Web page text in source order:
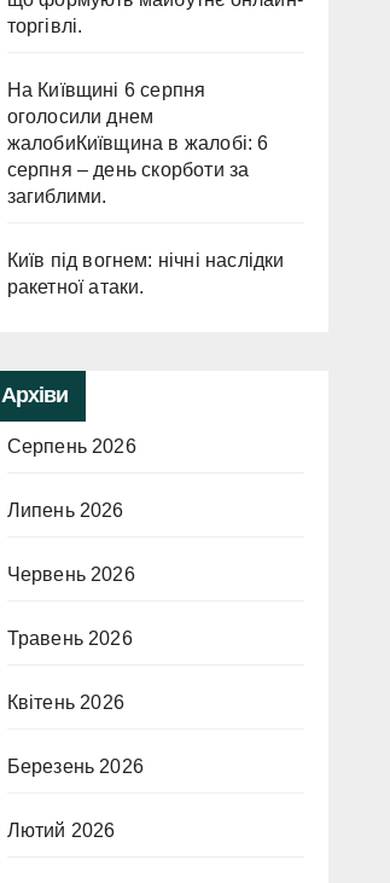
торгівлі.
На Київщині 6 серпня
оголосили днем
жалобиКиївщина в жалобі: 6
серпня – день скорботи за
загиблими.
Київ під вогнем: нічні наслідки
ракетної атаки.
Архіви
Серпень 2026
Липень 2026
Червень 2026
Травень 2026
Квітень 2026
Березень 2026
Лютий 2026